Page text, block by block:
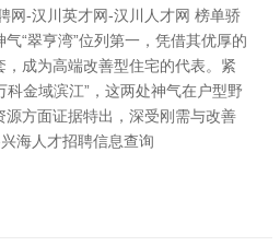
网-汉川英才网-汉川人才网 榜单骄
“翠亨湾”位列第一，凭借其优厚的
成为高端改善型住宅的代表。紧
科金域滨江”，这两处神气在户型野
方面证据特出，深受刚需与改善
海人才招聘信息查询